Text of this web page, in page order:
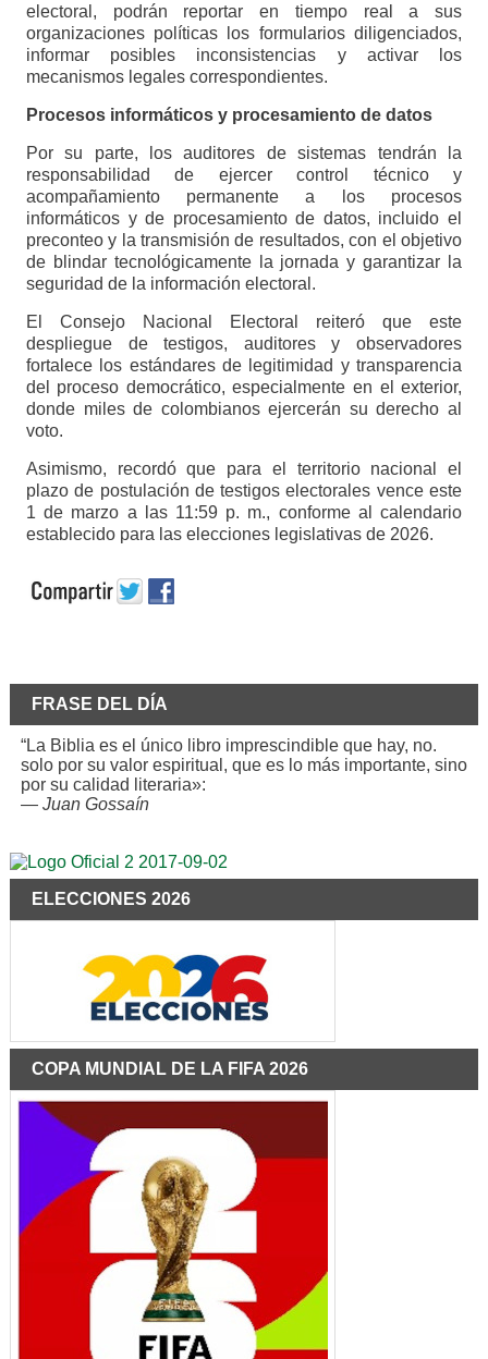
electoral, podrán reportar en tiempo real a sus
organizaciones políticas los formularios diligenciados,
informar posibles inconsistencias y activar los
mecanismos legales correspondientes.
Procesos informáticos y procesamiento de datos
Por su parte, los auditores de sistemas tendrán la
responsabilidad de ejercer control técnico y
acompañamiento permanente a los procesos
informáticos y de procesamiento de datos, incluido el
preconteo y la transmisión de resultados, con el objetivo
de blindar tecnológicamente la jornada y garantizar la
seguridad de la información electoral.
El Consejo Nacional Electoral reiteró que este
despliegue de testigos, auditores y observadores
fortalece los estándares de legitimidad y transparencia
del proceso democrático, especialmente en el exterior,
donde miles de colombianos ejercerán su derecho al
voto.
Asimismo, recordó que para el territorio nacional el
plazo de postulación de testigos electorales vence este
1 de marzo a las 11:59 p. m., conforme al calendario
establecido para las elecciones legislativas de 2026.
FRASE DEL DÍA
“La Biblia es el único libro imprescindible que hay, no.
solo por su valor espiritual, que es lo más importante, sino
por su calidad literaria»:
— Juan Gossaín
ELECCIONES 2026
COPA MUNDIAL DE LA FIFA 2026